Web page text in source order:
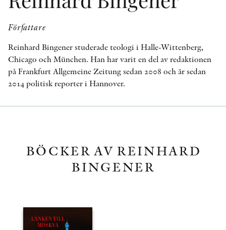
Författare
Reinhard Bingener studerade teologi i Halle-Wittenberg,
Chicago och München. Han har varit en del av redaktionen
på Frankfurt Allgemeine Zeitung sedan 2008 och är sedan
2014 politisk reporter i Hannover.
BÖCKER AV REINHARD
BINGENER